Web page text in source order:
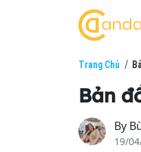
Trang Chủ
Bản
By
19/